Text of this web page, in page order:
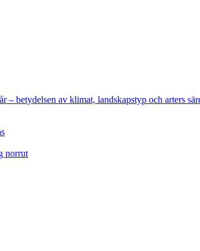
– betydelsen av klimat, landskapstyp och arters
norrut